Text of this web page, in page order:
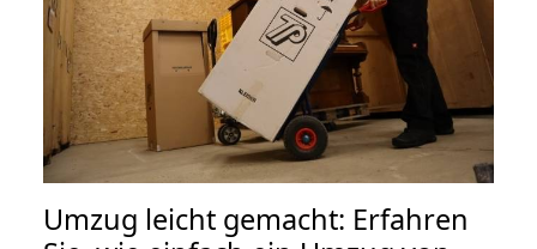
Umzug leicht gemacht: Erfahren